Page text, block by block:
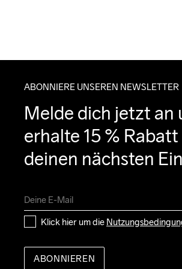
ABONNIERE UNSEREN NEWSLETTER
Melde dich jetzt an
erhalte 15 %
deinen nächsten
Klick hier um die
ABONNIEREN